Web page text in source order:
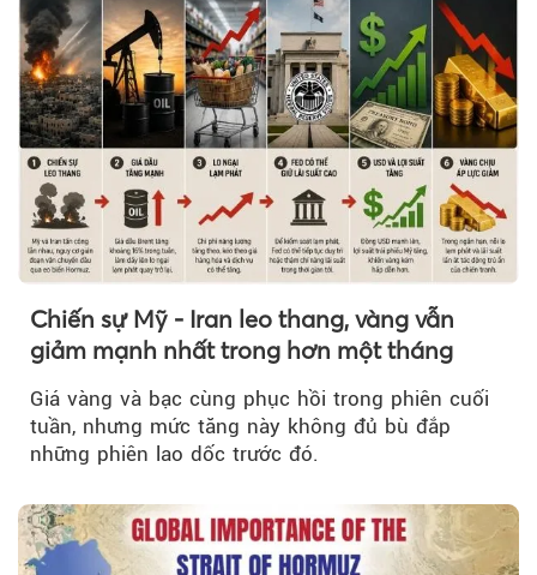
Chiến sự Mỹ - Iran leo thang, vàng vẫn
giảm mạnh nhất trong hơn một tháng
Giá vàng và bạc cùng phục hồi trong phiên cuối
tuần, nhưng mức tăng này không đủ bù đắp
những phiên lao dốc trước đó.